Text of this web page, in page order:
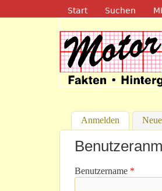
Navigation
Start Suchen
Anmelden (aktiver
Benutzername *